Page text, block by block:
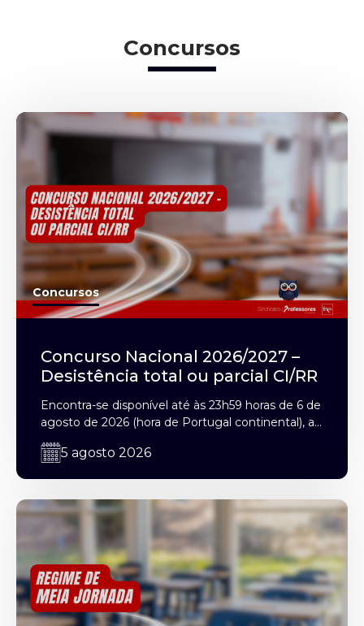
Concursos
Concursos
Concurso Nacional 2026/2027 –
Desistência total ou parcial CI/RR
Encontra-se disponível até às 23h59 horas de 6 de
agosto de 2026 (hora de Portugal continental), a...
5 agosto 2026